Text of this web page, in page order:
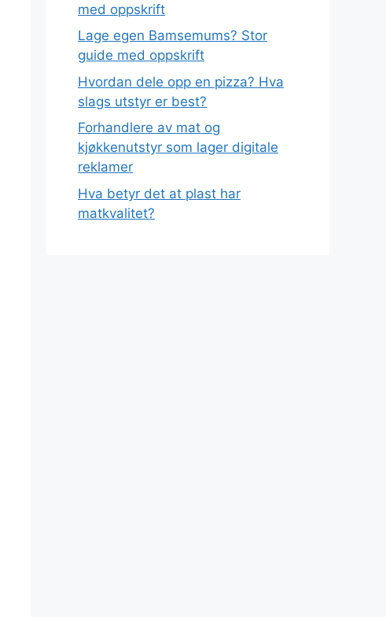
med oppskrift
Lage egen Bamsemums? Stor
guide med oppskrift
Hvordan dele opp en pizza? Hva
slags utstyr er best?
Forhandlere av mat og
kjøkkenutstyr som lager digitale
reklamer
Hva betyr det at plast har
matkvalitet?